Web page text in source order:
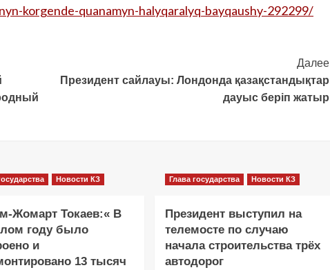
korgende-quanamyn-halyqaralyq-bayqaushy-292299/
Далее
Президент сайлауы: Лондонда қазақстандықтар
дауыс беріп жатыр
Новости КЗ
Жомарт Токаев:« В
году было
и
13 тысяч
Глава государства Новости КЗ
Президент выступил на
телемосте по случаю
начала строительства трёх
автодорог